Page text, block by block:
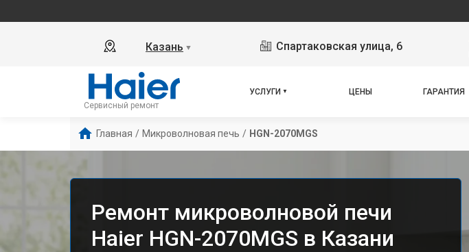
Казань ▼ Спартаковская улица, 6
Сервисный ремонт
УСЛУГИ ЦЕНЫ ГАРАНТИЯ
Главная / Микроволновая печь / HGN-2070MGS
Ремонт микроволновой печи
Haier HGN-2070MGS в Казани